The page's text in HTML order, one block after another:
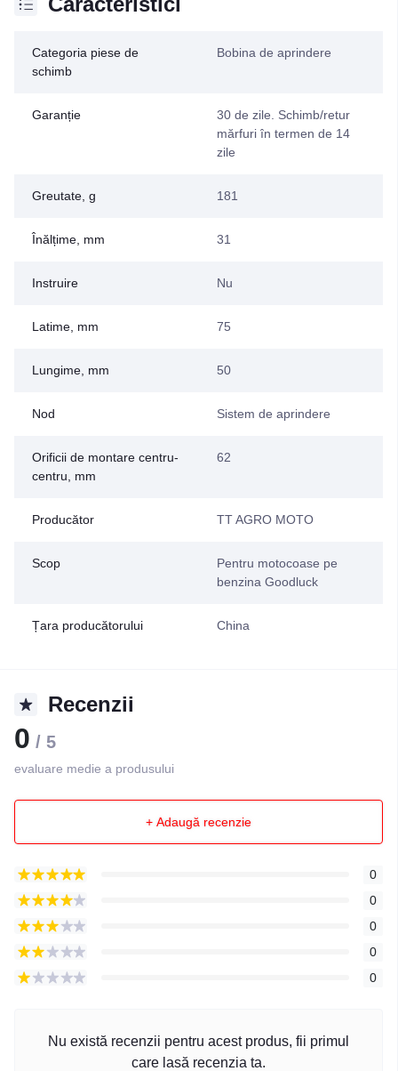
Categoria piese de
schimb
Bobina de aprindere
Garanție
30 de zile. Schimb/retur
mărfuri în termen de 14
zile
Greutate, g 181
Înălțime, mm 31
Instruire Nu
Latime, mm 75
Lungime, mm 50
Nod Sistem de aprindere
Orificii de montare centru-
centru, mm
62
Producător TT AGRO MOTO
Scop
Pentru motocoase pe
benzina Goodluck
Țara producătorului China
Recenzii
0 / 5
evaluare medie a produsului
+ Adaugă recenzie
0
0
0
0
0
Nu există recenzii pentru acest produs, fii primul
care lasă recenzia ta.